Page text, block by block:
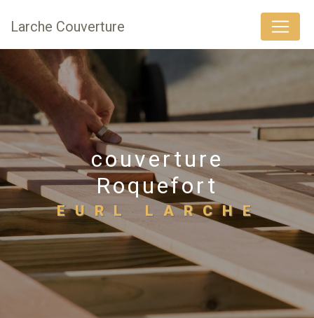
Larche Couverture
couverture
Roquefort
EURL LARCHE